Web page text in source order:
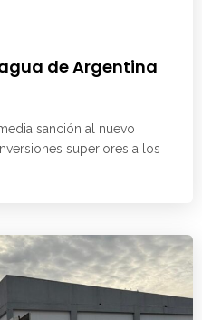
agua de Argentina
sanción al nuevo
superiores a los